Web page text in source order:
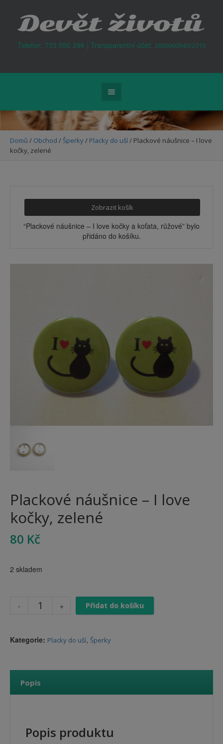
Telefon: 733 550 296 | Transparentní účet: 2800060940/2010
Domů / Obchod /Šperky/ Placky do uší/ Plackové náušnice – I love
kočky, zelené
Zobrazit košík
“Plackové náušnice – I love kočky a koťata, růžové” bylo
přidáno do košíku.
Plackové náušnice – I love
kočky, zelené
80 Kč
2 skladem
Přidat do košíku
Kategorie: Placky do uší, Šperky
Popis
Popis produktu